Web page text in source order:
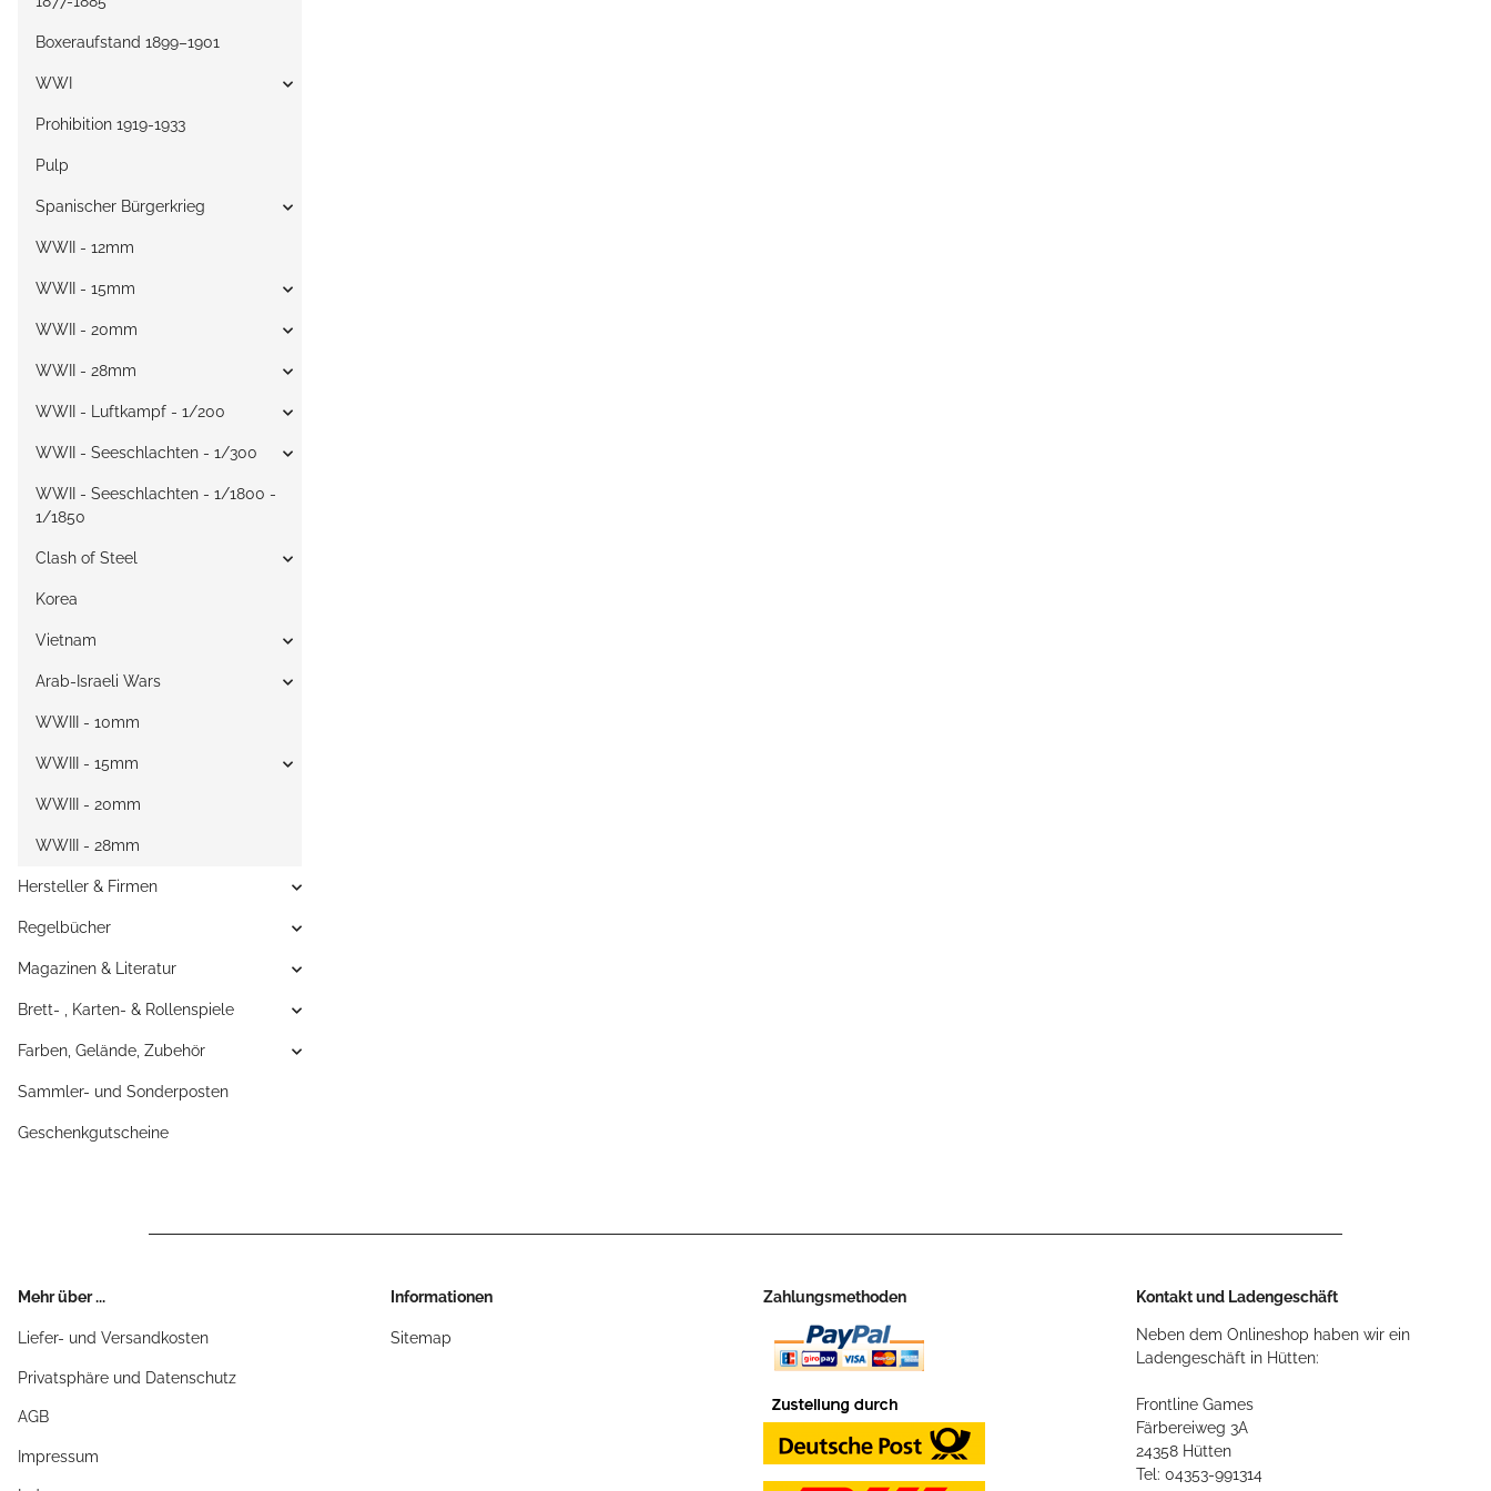
Boxeraufstand 1899–1901
WWI
Prohibition 1919-1933
Pulp
Spanischer Bürgerkrieg
WWII - 12mm
WWII - 15mm
WWII - 20mm
WWII - 28mm
WWII - Luftkampf - 1/200
WWII - Seeschlachten - 1/300
WWII - Seeschlachten - 1/1800 -
1/1850
Clash of Steel
Korea
Vietnam
Arab-Israeli Wars
WWIII - 10mm
WWIII - 15mm
WWIII - 20mm
WWIII - 28mm
Hersteller & Firmen
Regelbücher
Magazinen & Literatur
Brett- , Karten- & Rollenspiele
Farben, Gelände, Zubehör
Sammler- und Sonderposten
Geschenkgutscheine
Mehr über ...
Liefer- und Versandkosten
Privatsphäre und Datenschutz
AGB
Impressum
Informationen
Sitemap
Zahlungsmethoden Kontakt und Ladengeschäft
Neben dem Onlineshop haben wir ein
Ladengeschäft in Hütten:
Frontline Games
Färbereiweg 3A
24358 Hütten
Tel: 04353-991314